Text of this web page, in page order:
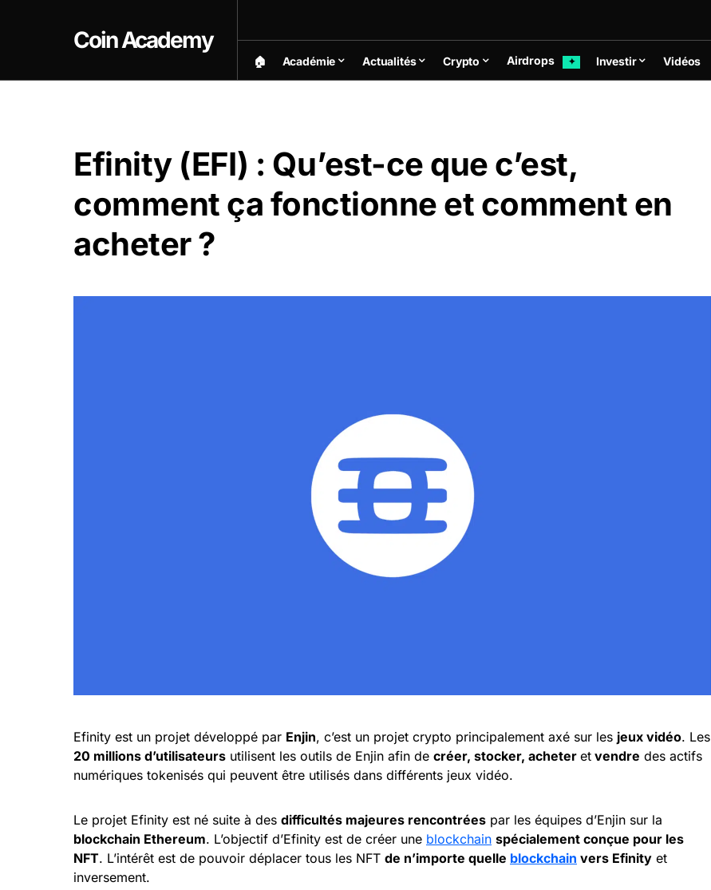
Coin Academy
🏠︎ Académie Actualités Crypto Airdrops ✦ Investir Vidéos
Efinity (EFI) : Qu’est-ce que c’est,
comment ça fonctionne et comment en
acheter ?
Efinity est un projet développé par Enjin, c’est un projet crypto principalement axé sur les jeux vidéo. Les
20 millions d’utilisateurs utilisent les outils de Enjin afin de créer, stocker, acheter et vendre des actifs
numériques tokenisés qui peuvent être utilisés dans différents jeux vidéo.
Le projet Efinity est né suite à des difficultés majeures rencontrées par les équipes d’Enjin sur la
blockchain Ethereum. L’objectif d’Efinity est de créer une blockchain spécialement conçue pour les
NFT. L’intérêt est de pouvoir déplacer tous les NFT de n’importe quelle blockchain vers Efinity et
inversement.